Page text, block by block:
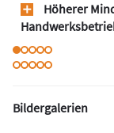
Höherer
Bildergalerien